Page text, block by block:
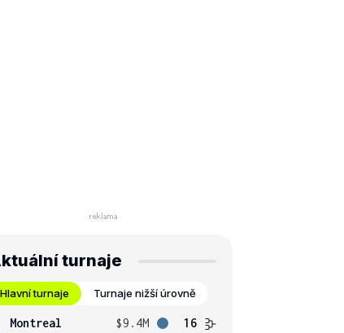
turnaje
Hlavní turnaje Turnaje nižší úrovně
Montreal $9.4M
16